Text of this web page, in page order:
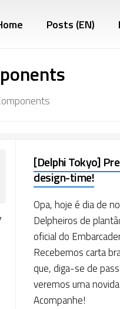
Posts (EN)
[Delphi Tokyo]
design-time!
Opa, hoje é dia de
Delpheiros de
oficial do
Recebemos carta
que, diga-se de
veremos uma
Acompanhe!